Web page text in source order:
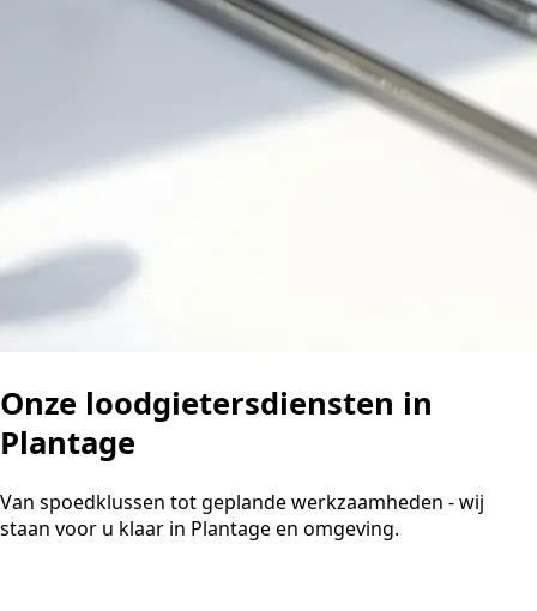
Onze loodgietersdiensten in
Plantage
Van spoedklussen tot geplande werkzaamheden - wij
staan voor u klaar in Plantage en omgeving.